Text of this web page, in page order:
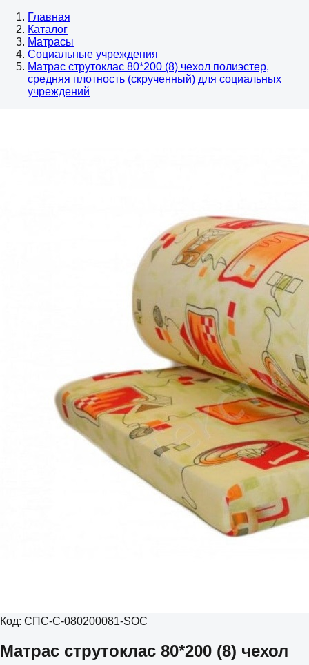
Главная
Каталог
Матрасы
Социальные учреждения
Матрас струтоклас 80*200 (8) чехол полиэстер,
средняя плотность (скрученный) для социальных
учреждений
Код: СПС-С-080200081-SOC
Матрас струтоклас 80*200 (8) чехол